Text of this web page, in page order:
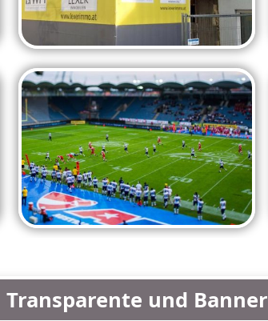
Transparente und Banner